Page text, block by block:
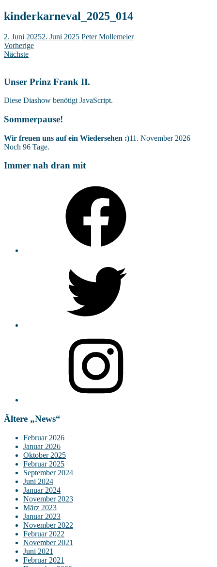
kinderkarneval_2025_014
2. Juni 20252. Juni 2025 Peter Mollemeier
Vorherige
Nächste
Unser Prinz Frank II.
Diese Diashow benötigt JavaScript.
Sommerpause!
Wir freuen uns auf ein Wiedersehen :)11. November 2026
Noch 96 Tage.
Immer nah dran mit
Ältere „News“
Februar 2026
Januar 2026
Oktober 2025
Februar 2025
September 2024
Juni 2024
Januar 2024
November 2023
März 2023
Januar 2023
November 2022
Februar 2022
November 2021
Juni 2021
Februar 2021